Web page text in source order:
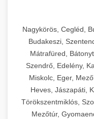
Nagykörös, Cegléd,
Budakeszi,
Mátrafüred,
Szendrő, Edelény,
Miskolc, Eger,
Heves, Jászapáti,
Törökszentmiklós,
Mezőtúr,